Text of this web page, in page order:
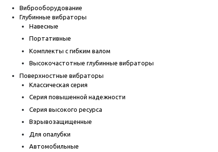
Виброоборудование
Глубинные вибраторы
Навесные
Портативные
Комплекты с гибким валом
Высокочастотные глубинные вибраторы
Поверхностные вибраторы
Классическая серия
Серия повышенной надежности
Серия высокого ресурса
Взрывозащищенные
Для опалубки
Автомобильные